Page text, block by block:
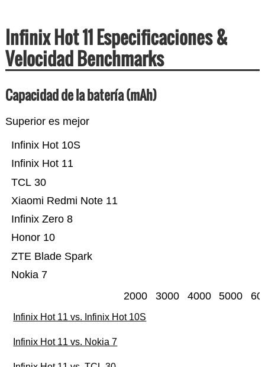
Infinix Hot 11 Especificaciones &
Velocidad Benchmarks
Capacidad de la batería (mAh)
Superior es mejor
Nokia 7
ZTE Blade Spark
Honor 10
Infinix Zero 8
Xiaomi Redmi Note 11
TCL 30
Infinix Hot 11
Infinix Hot 10S
2000 3000 4000 5000
Infinix Hot 11 vs. Infinix Hot 10S
Infinix Hot 11 vs. Nokia 7